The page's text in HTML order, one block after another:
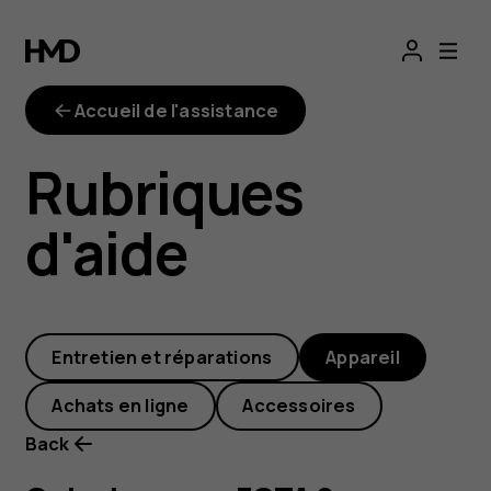
Qu'est-
ce
que
FOTA
?
Accueil de l'assistance
Rubriques
d'aide
Entretien et réparations Appareil
Achats en ligne
Accessoires
Back